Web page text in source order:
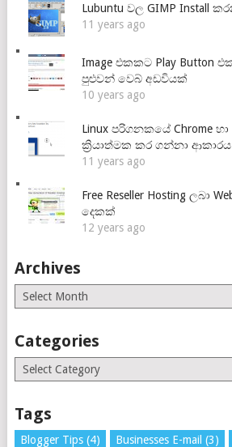
Lubuntu වල GIMP Install
11 years ago
Image එකකට Play
පුළුවන් වෙබ් අඩවියක්
10 years ago
Linux පරිගනකයේ Chrome හා
ක්‍රියාත්මක කර ගන්නා ආකාරය
11 years ago
Free Reseller Hosting ලබා
දෙකක්
12 years ago
Archives
Archives
Categories
Categories
Tags
Blogger Tips(4) Businesses E-mail (3)